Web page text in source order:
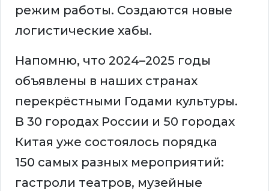
режим работы. Создаются новые
логистические хабы.
Напомню, что 2024–2025 годы
объявлены в наших странах
перекрёстными Годами культуры.
В 30 городах России и 50 городах
Китая уже состоялось порядка
150 самых разных мероприятий:
гастроли театров, музейные